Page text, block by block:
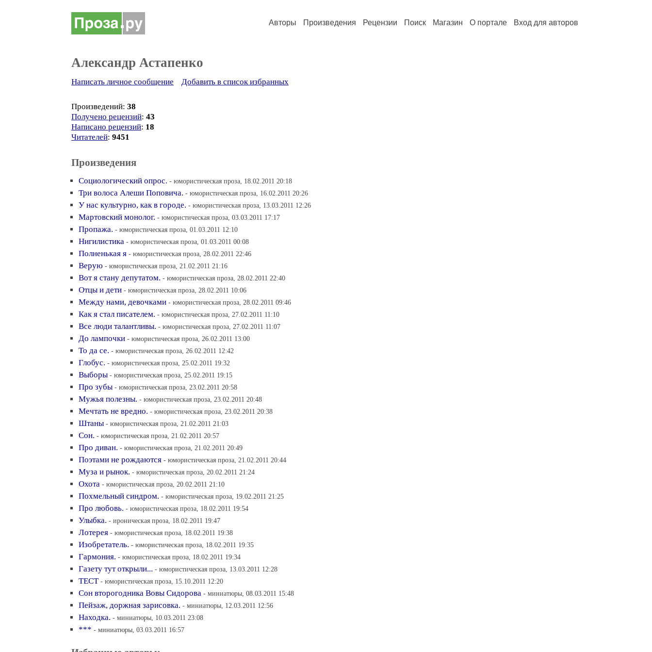
Авторы Произведения Рецензии Поиск Магазин О портале Вход для авторов
Александр Астапенко
Написать личное сообщение Добавить в список избранных
Произведений: 38
Получено рецензий: 43
Написано рецензий: 18
Читателей: 9451
Произведения
Социологический опрос. - юмористическая проза, 18.02.2011 20:18
Три волоса Алеши Поповича. - юмористическая проза, 16.02.2011 20:26
У нас культурно, как в городе. - юмористическая проза, 13.03.2011 12:26
Мартовский монолог. - юмористическая проза, 03.03.2011 17:17
Пропажа. - юмористическая проза, 01.03.2011 12:10
Нигилистика - юмористическая проза, 01.03.2011 00:08
Полненькая я - юмористическая проза, 28.02.2011 22:46
Верую - юмористическая проза, 21.02.2011 21:16
Вот я стану депутатом. - юмористическая проза, 28.02.2011 22:40
Отцы и дети - юмористическая проза, 28.02.2011 10:06
Между нами, девочками - юмористическая проза, 28.02.2011 09:46
Как я стал писателем. - юмористическая проза, 27.02.2011 11:10
Все люди талантливы. - юмористическая проза, 27.02.2011 11:07
До лампочки - юмористическая проза, 26.02.2011 13:00
То да се. - юмористическая проза, 26.02.2011 12:42
Глобус. - юмористическая проза, 25.02.2011 19:32
Выборы - юмористическая проза, 25.02.2011 19:15
Про зубы - юмористическая проза, 23.02.2011 20:58
Мужья полезны. - юмористическая проза, 23.02.2011 20:48
Мечтать не вредно. - юмористическая проза, 23.02.2011 20:38
Штаны - юмористическая проза, 21.02.2011 21:03
Сон. - юмористическая проза, 21.02.2011 20:57
Про диван. - юмористическая проза, 21.02.2011 20:49
Поэтами не рождаются - юмористическая проза, 21.02.2011 20:44
Муза и рынок. - юмористическая проза, 20.02.2011 21:24
Охота - юмористическая проза, 20.02.2011 21:10
Похмельный синдром. - юмористическая проза, 19.02.2011 21:25
Про любовь. - юмористическая проза, 18.02.2011 19:54
Улыбка. - ироническая проза, 18.02.2011 19:47
Лотерея - юмористическая проза, 18.02.2011 19:38
Изобретатель. - юмористическая проза, 18.02.2011 19:35
Гармония. - юмористическая проза, 18.02.2011 19:34
Газету тут открыли... - юмористическая проза, 13.03.2011 12:28
ТЕСТ - юмористическая проза, 15.10.2011 12:20
Cон второгодника Вовы Сидорова - миниатюры, 08.03.2011 15:48
Пейзаж, доржная зарисовка. - миниатюры, 12.03.2011 12:56
Находка. - миниатюры, 10.03.2011 23:08
*** - миниатюры, 03.03.2011 16:57